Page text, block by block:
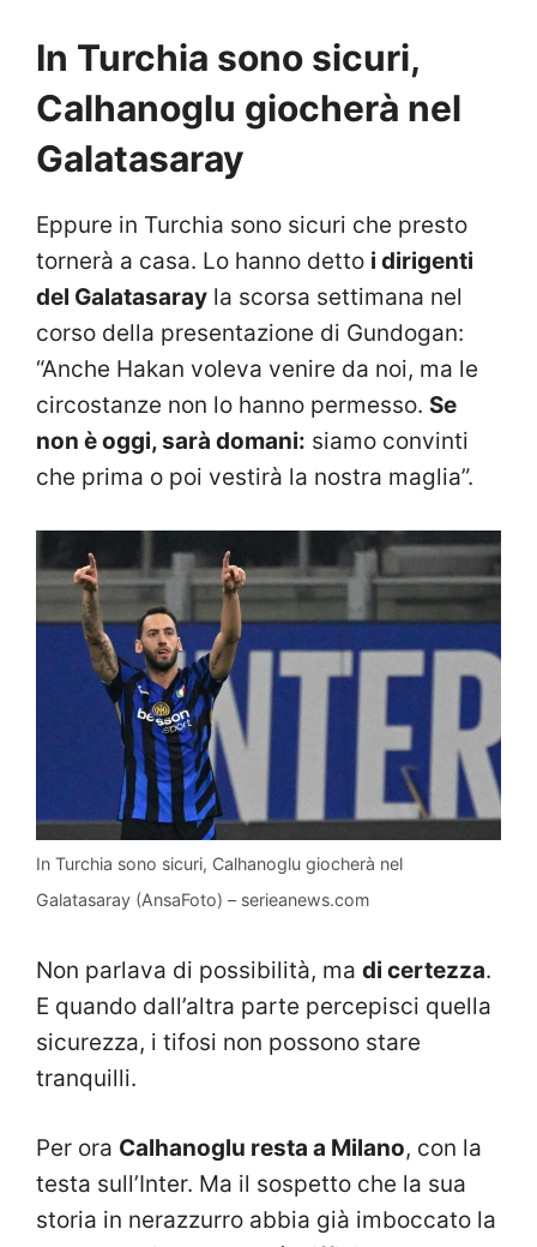
In Turchia sono sicuri,
Calhanoglu giocherà nel
Galatasaray
Eppure in Turchia sono sicuri che presto
tornerà a casa. Lo hanno detto i dirigenti
del Galatasaray la scorsa settimana nel
corso della presentazione di Gundogan:
“Anche Hakan voleva venire da noi, ma le
circostanze non lo hanno permesso. Se
non è oggi, sarà domani: siamo convinti
che prima o poi vestirà la nostra maglia”.
In Turchia sono sicuri, Calhanoglu giocherà nel
Galatasaray (AnsaFoto) – serieanews.com
Non parlava di possibilità, ma di certezza.
E quando dall’altra parte percepisci quella
sicurezza, i tifosi non possono stare
tranquilli.
Per ora Calhanoglu resta a Milano, con la
testa sull’Inter. Ma il sospetto che la sua
storia in nerazzurro abbia già imboccato la